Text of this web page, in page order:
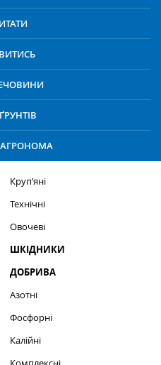
Круп’яні
Технічні
Овочеві
ШКІДНИКИ
ДОБРИВА
Азотні
Фосфорні
Калійні